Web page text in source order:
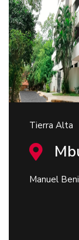
Tierra Alta
Manuel